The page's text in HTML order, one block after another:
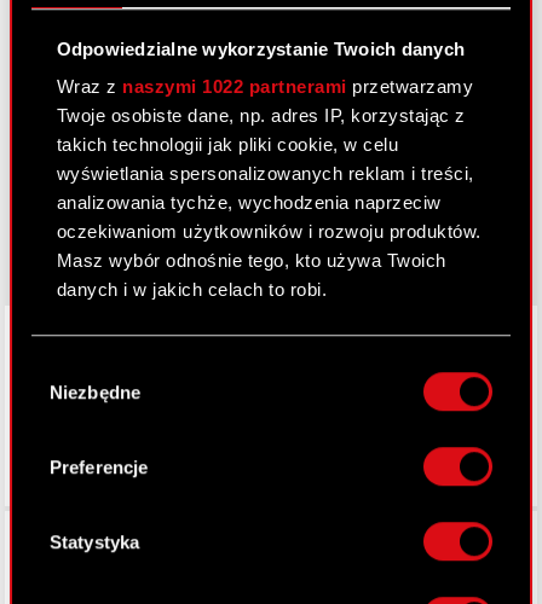
Odpowiedzialne wykorzystanie Twoich danych
Wraz z naszymi 1022 partnerami przetwarzamy
Twoje osobiste dane, np. adres IP, korzystając z
takich technologii jak pliki cookie, w celu
wyświetlania spersonalizowanych reklam i treści,
analizowania tychże, wychodzenia naprzeciw
oczekiwaniom użytkowników i rozwoju produktów.
Masz wybór odnośnie tego, kto używa Twoich
danych i w jakich celach to robi.
lokalizacji geograficznej z dokładnością nawet
Identyfikować Twoje urządzenie, aktywnie
analizując charakteryzującego je zbiory
palca)
zgody
Niezbędne
Preferencje
Statystyka
Dowiedz się więcej:
thewitcher.com
cyberpunk.net
gear.cdprojektred.com
LinkedIn